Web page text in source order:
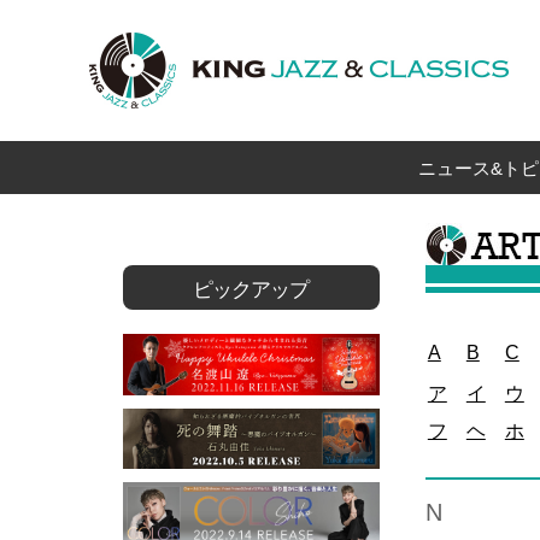
ニュース&ト
A B
C
ア
イ
ウ
フ
ヘ ホ
N
ピックアップ